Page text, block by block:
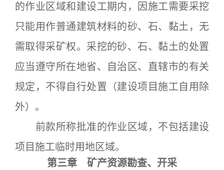
的作业区域和建设工期内，因施工需要采挖
只能用作普通建筑材料的砂、石、黏土，无
需取得采矿权。采挖的砂、石、黏土的处置
应当遵守所在地省、自治区、直辖市的有关
规定，不得自行处置（建设项目施工自用除
外）。
前款所称批准的作业区域，不包括建设
项目施工临时用地区域。
第三章 矿产资源勘查、开采